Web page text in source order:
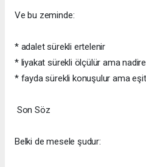
Ve bu zeminde:
* adalet sürekli ertelenir
* liyakat sürekli ölçülür ama
* fayda sürekli konuşulur ama eşit
Son Söz
Belki de mesele şudur: